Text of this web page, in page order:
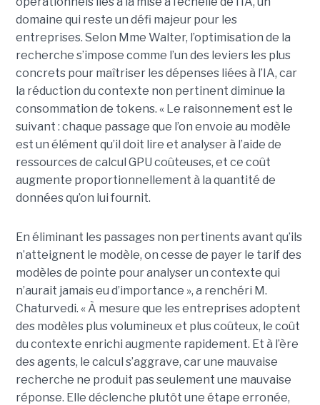
domaine qui reste un défi majeur pour les
entreprises. Selon Mme Walter, l’optimisation de la
recherche s’impose comme l’un des leviers les plus
concrets pour maîtriser les dépenses liées à l’IA, car
la réduction du contexte non pertinent diminue la
consommation de tokens. « Le raisonnement est le
suivant : chaque passage que l’on envoie au modèle
est un élément qu’il doit lire et analyser à l’aide de
ressources de calcul GPU coûteuses, et ce coût
augmente proportionnellement à la quantité de
données qu’on lui fournit.
En éliminant les passages non pertinents avant qu’ils
n’atteignent le modèle, on cesse de payer le tarif des
modèles de pointe pour analyser un contexte qui
n’aurait jamais eu d’importance », a renchéri M.
Chaturvedi. « À mesure que les entreprises adoptent
des modèles plus volumineux et plus coûteux, le coût
du contexte enrichi augmente rapidement. Et à l’ère
des agents, le calcul s’aggrave, car une mauvaise
recherche ne produit pas seulement une mauvaise
réponse. Elle déclenche plutôt une étape erronée,